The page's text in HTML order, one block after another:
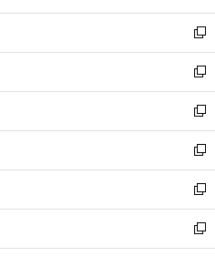
開
く
ウ
で
開
く
ン
ド
ウ
で
開
く
ウ
ィ
ン
ド
ウ
で
開
く
し
い
ウ
ィ
ン
ド
ウ
で
開
く
新
し
い
ウ
ィ
ン
ド
ウ
で
開
く
新
し
い
ウ
ィ
ン
ド
ウ
で
開
新
し
い
ウ
ィ
ン
ド
ウ
新
し
い
ウ
ィ
ン
新
し
い
ウ
新
し